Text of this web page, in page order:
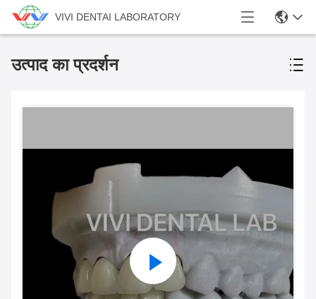
VIVI DENTAI LABORATORY
उत्पाद का प्रदर्शन